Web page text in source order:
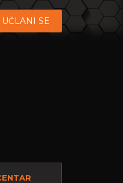
UČLANI SE